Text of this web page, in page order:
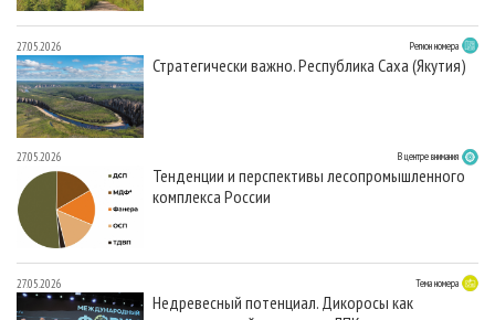
27.05.2026 Регион номера
Стратегически важно. Республика Саха (Якутия)
27.05.2026 В центре внимания
Тенденции и перспективы лесопромышленного
комплекса России
27.05.2026 Тема номера
Недревесный потенциал. Дикоросы как